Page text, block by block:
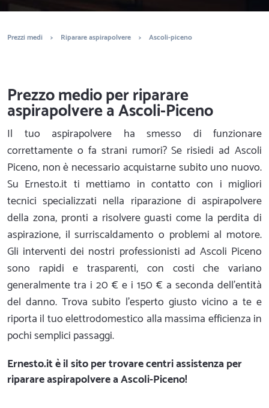
Prezzi medi > Riparare aspirapolvere > Ascoli-piceno
Prezzo medio per riparare
aspirapolvere a Ascoli-Piceno
Il tuo aspirapolvere ha smesso di funzionare
correttamente o fa strani rumori? Se risiedi ad Ascoli
Piceno, non è necessario acquistarne subito uno nuovo.
Su Ernesto.it ti mettiamo in contatto con i migliori
tecnici specializzati nella riparazione di aspirapolvere
della zona, pronti a risolvere guasti come la perdita di
aspirazione, il surriscaldamento o problemi al motore.
Gli interventi dei nostri professionisti ad Ascoli Piceno
sono rapidi e trasparenti, con costi che variano
generalmente tra i 20 € e i 150 € a seconda dell'entità
del danno. Trova subito l'esperto giusto vicino a te e
riporta il tuo elettrodomestico alla massima efficienza in
pochi semplici passaggi.
Ernesto.itè il sito per trovare centri assistenza per
riparare aspirapolvere a Ascoli-Piceno!